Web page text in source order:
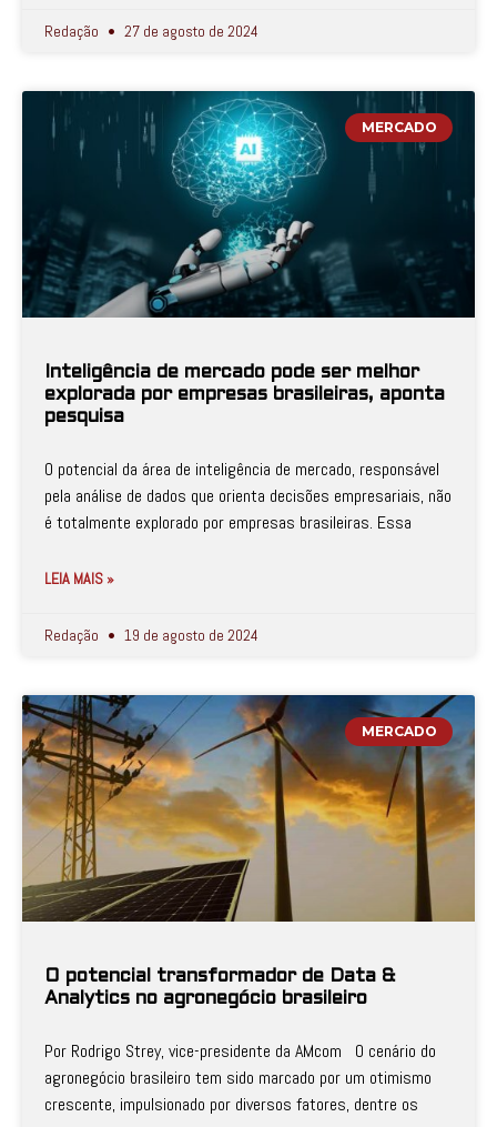
Redação 27 de agosto de 2024
MERCADO
Inteligência de mercado pode ser melhor
explorada por empresas brasileiras, aponta
pesquisa
O potencial da área de inteligência de mercado, responsável
pela análise de dados que orienta decisões empresariais, não
é totalmente explorado por empresas brasileiras. Essa
LEIA MAIS »
Redação 19 de agosto de 2024
MERCADO
O potencial transformador de Data &
Analytics no agronegócio brasileiro
Por Rodrigo Strey, vice-presidente da AMcom O cenário do
agronegócio brasileiro tem sido marcado por um otimismo
crescente, impulsionado por diversos fatores, dentre os